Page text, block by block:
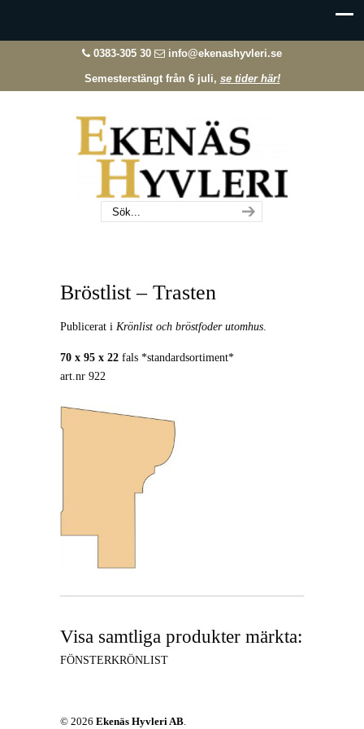
0383-305 30 info@ekenashyvleri.se
Semesterstängt från 6 juli, se tider här!
Bröstlist – Trasten
Publicerat i Krönlist och bröstfoder utomhus.
70 x 95 x 22 fals *standardsortiment*
art.nr 922
Visa samtliga produkter märkta:
FÖNSTERKRÖNLIST
© 2026 Ekenäs Hyvleri AB.